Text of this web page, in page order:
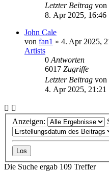
Letzter Beitrag von
8. Apr 2025, 16:46
John Cale
von fan1 » 4. Apr 2025,
Artists
0 Antworten
6017 Zugriffe
Letzter Beitrag von
4. Apr 2025, 21:21
Anzeigen:
Die Suche ergab 109 Treffer